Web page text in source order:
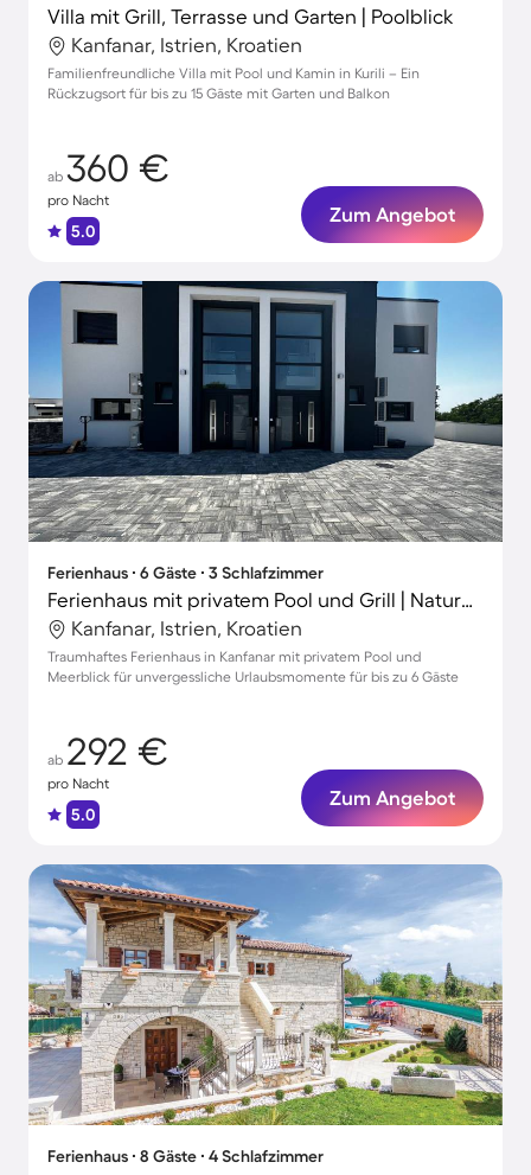
Villa mit Grill, Terrasse und Garten | Poolblick
Kanfanar, Istrien, Kroatien
Familienfreundliche Villa mit Pool und Kamin in Kurili – Ein
Rückzugsort für bis zu 15 Gäste mit Garten und Balkon
ab 360 €
pro Nacht
5.0
Zum Angebot
Ferienhaus ∙ 6 Gäste ∙ 3 Schlafzimmer
Ferienhaus mit privatem Pool und Grill | Naturblick
Kanfanar, Istrien, Kroatien
Traumhaftes Ferienhaus in Kanfanar mit privatem Pool und
Meerblick für unvergessliche Urlaubsmomente für bis zu 6 Gäste
ab 292 €
pro Nacht
5.0
Zum Angebot
Ferienhaus ∙ 8 Gäste ∙ 4 Schlafzimmer